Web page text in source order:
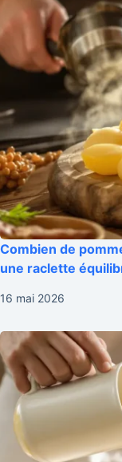
Combien de
une raclette
16 mai 2026